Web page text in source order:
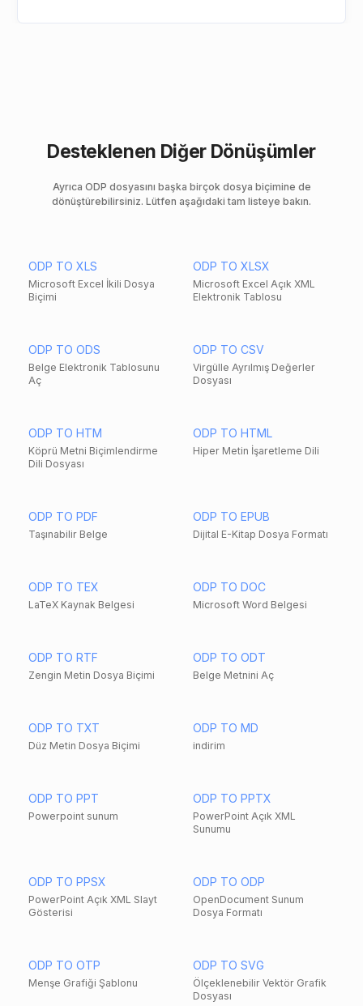
Desteklenen Diğer Dönüşümler
Ayrıca ODP dosyasını başka birçok dosya biçimine de
dönüştürebilirsiniz. Lütfen aşağıdaki tam listeye bakın.
ODP TO XLS
Microsoft Excel İkili Dosya
Biçimi
ODP TO XLSX
Microsoft Excel Açık XML
Elektronik Tablosu
ODP TO ODS
Belge Elektronik Tablosunu
Aç
ODP TO CSV
Virgülle Ayrılmış Değerler
Dosyası
ODP TO HTM
Köprü Metni Biçimlendirme
Dili Dosyası
ODP TO HTML
Hiper Metin İşaretleme Dili
ODP TO PDF
Taşınabilir Belge
ODP TO EPUB
Dijital E-Kitap Dosya Formatı
ODP TO TEX
LaTeX Kaynak Belgesi
ODP TO DOC
Microsoft Word Belgesi
ODP TO RTF
Zengin Metin Dosya Biçimi
ODP TO ODT
Belge Metnini Aç
ODP TO TXT
Düz Metin Dosya Biçimi
ODP TO MD
indirim
ODP TO PPT
Powerpoint sunum
ODP TO PPTX
PowerPoint Açık XML
Sunumu
ODP TO PPSX
PowerPoint Açık XML Slayt
Gösterisi
ODP TO ODP
OpenDocument Sunum
Dosya Formatı
ODP TO OTP
Menşe Grafiği Şablonu
ODP TO SVG
Ölçeklenebilir Vektör Grafik
Dosyası